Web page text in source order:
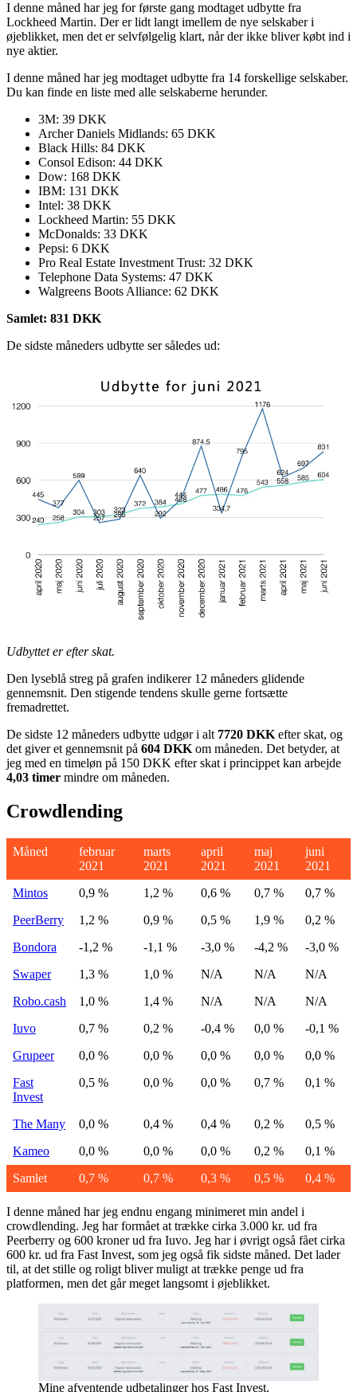
I denne måned har jeg for første gang modtaget udbytte fra
Lockheed Martin. Der er lidt langt imellem de nye selskaber i
øjeblikket, men det er selvfølgelig klart, når der ikke bliver købt ind i
nye aktier.
I denne måned har jeg modtaget udbytte fra 14 forskellige selskaber.
Du kan finde en liste med alle selskaberne herunder.
3M: 39 DKK
Archer Daniels Midlands: 65 DKK
Black Hills: 84 DKK
Consol Edison: 44 DKK
Dow: 168 DKK
IBM: 131 DKK
Intel: 38 DKK
Lockheed Martin: 55 DKK
McDonalds: 33 DKK
Pepsi: 6 DKK
Pro Real Estate Investment Trust: 32 DKK
Telephone Data Systems: 47 DKK
Walgreens Boots Alliance: 62 DKK
Samlet: 831 DKK
De sidste måneders udbytte ser således ud:
Udbyttet er efter skat.
Den lyseblå streg på grafen indikerer 12 måneders glidende
gennemsnit. Den stigende tendens skulle gerne fortsætte
fremadrettet.
De sidste 12 måneders udbytte udgør i alt 7720 DKK efter skat, og
det giver et gennemsnit på 604 DKK om måneden. Det betyder, at
jeg med en timeløn på 150 DKK efter skat i princippet kan arbejde
4,03 timer mindre om måneden.
Crowdlending
Måned
februar
2021
marts
2021
april
2021
maj
2021
juni
2021
Mintos
0,9 % 1,2 % 0,6 % 0,7 %
0,7 %
PeerBerry
1,2 % 0,9 % 0,5 % 1,9 %
0,2 %
Bondora
-1,2 % -1,1 % -3,0 % -4,2 %
-3,0 %
Swaper
1,3 % 1,0 % N/A N/A
N/A
Robo.cash
1,0 % 1,4 % N/A N/A
N/A
Iuvo
0,7 % 0,2 % -0,4 % 0,0 %
-0,1 %
Grupeer
0,0 % 0,0 % 0,0 % 0,0 %
0,0 %
Fast
Invest
0,5 % 0,0 % 0,0 % 0,7 % 0,1 %
The Many 0,0 % 0,4 % 0,4 % 0,2 %
0,5 %
Kameo
0,0 % 0,0 % 0,0 % 0,2 %
0,1 %
Samlet
0,7 % 0,7 % 0,3 % 0,5 % 0,4 %
I denne måned har jeg endnu engang minimeret min andel i
crowdlending. Jeg har formået at trække cirka 3.000 kr. ud fra
Peerberry og 600 kroner ud fra Iuvo. Jeg har i øvrigt også fået cirka
600 kr. ud fra Fast Invest, som jeg også fik sidste måned. Det lader
til, at det stille og roligt bliver muligt at trække penge ud fra
platformen, men det går meget langsomt i øjeblikket.
Mine afventende udbetalinger hos Fast Invest.